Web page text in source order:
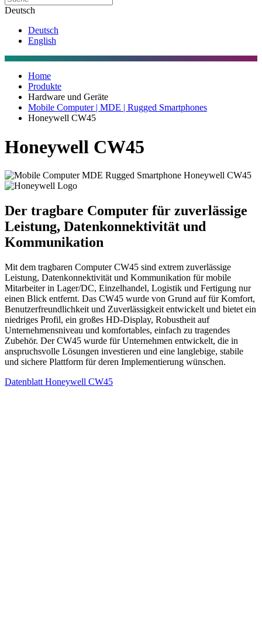
Deutsch
Deutsch
English
Home
Produkte
Hardware und Geräte
Mobile Computer | MDE | Rugged Smartphones
Honeywell CW45
Honeywell CW45
Der tragbare Computer für zuverlässige
Leistung, Datenkonnektivität und
Kommunikation
Mit dem tragbaren Computer CW45 sind extrem zuverlässige
Leistung, Datenkonnektivität und Kommunikation für mobile
Mitarbeiter in Lager/DC, Einzelhandel, Logistik und Fertigung nur
einen Blick entfernt. Das CW45 wurde von Grund auf für Komfort,
Benutzerfreundlichkeit und Zuverlässigkeit entwickelt und bietet ein
niedriges Profil, ein großes HD-Display, Robustheit auf
Unternehmensniveau und komfortables, einfach zu tragendes
Zubehör. Der CW45 wurde für Unternehmen entwickelt, die in
anspruchsvolle Lösungen investieren und eine langlebige, stabile
und sichere Plattform für deren Implementierung wünschen.
Datenblatt Honeywell CW45